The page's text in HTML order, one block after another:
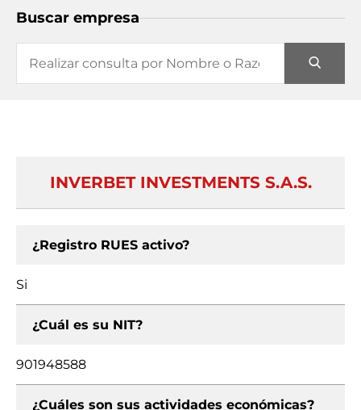
Buscar empresa
INVERBET INVESTMENTS S.A.S.
¿Registro RUES activo?
Si
¿Cuál es su NIT?
901948588
¿Cuáles son sus actividades económicas?